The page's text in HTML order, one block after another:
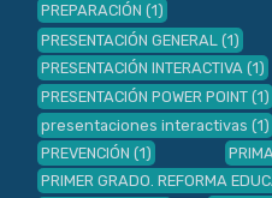
PREPARACIÓN (1)
PRESENTACIÓN GENERAL (1)
PRESENTACIÓN INTERACTIVA (1)
PRESENTACIÓN POWER POINT (1)
presentaciones interactivas (1)
PREVENCIÓN (1)
PRIMER GRADO. REFORMA